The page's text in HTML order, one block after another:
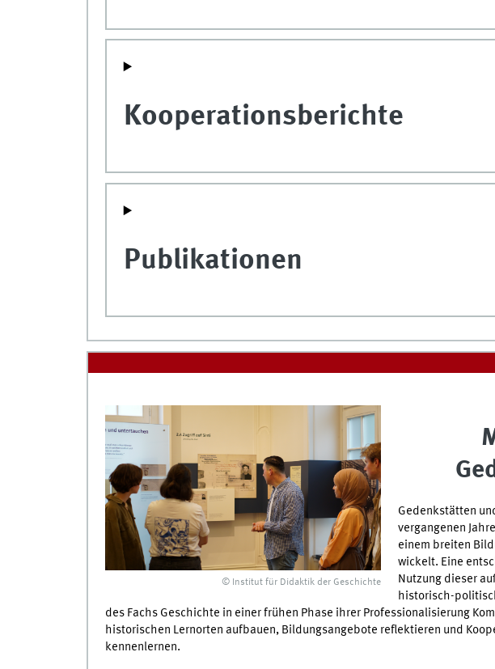
Kooperationsberichte
Publikationen
© Institut für Didaktik der Geschichte
Gedenkstätten
vergangenen
einem breiten
wickelt. Eine
Nutzung dieser
historisch-
des Fachs Geschichte in einer frühen Phase ihrer Professionalisierung
historischen Lernorten aufbauen, Bildungsangebote reflektieren und
kennenlernen.